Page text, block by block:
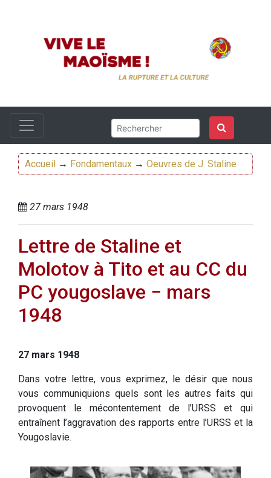
Accueil → Fondamentaux → Oeuvres de J. Staline
27 mars 1948
Lettre de Staline et
Molotov à Tito et au CC du
PC yougoslave − mars
1948
27 mars 1948
Dans votre lettre, vous exprimez, le désir que nous
vous communiquions quels sont les autres faits qui
provoquent le mécontentement de l’URSS et qui
entraînent l’aggravation des rapports entre l’URSS et la
Yougoslavie.